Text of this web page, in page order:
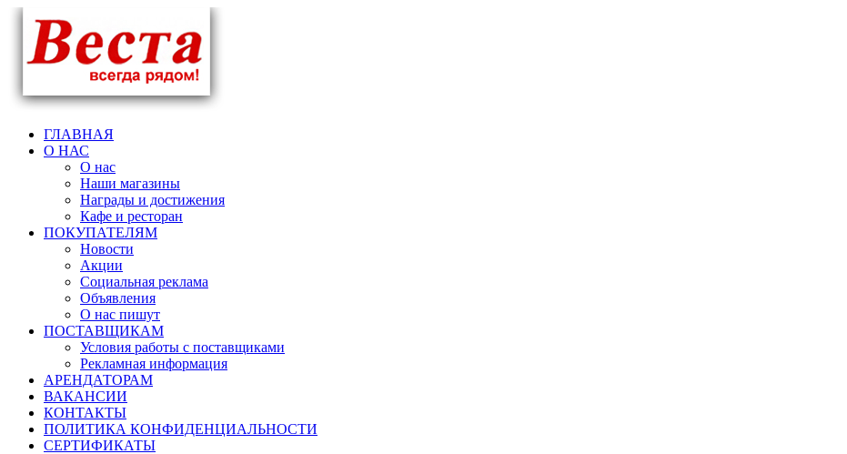
ГЛАВНАЯ
О НАС
О нас
Наши магазины
Награды и достижения
Кафе и ресторан
ПОКУПАТЕЛЯМ
Новости
Акции
Социальная реклама
Объявления
О нас пишут
ПОСТАВЩИКАМ
Условия работы с поставщиками
Рекламная информация
АРЕНДАТОРАМ
ВАКАНСИИ
КОНТАКТЫ
ПОЛИТИКА КОНФИДЕНЦИАЛЬНОСТИ
СЕРТИФИКАТЫ